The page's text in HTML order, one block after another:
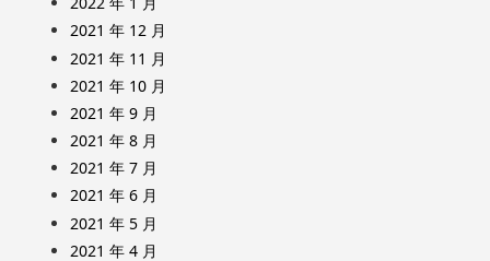
2021 年 12 月
2021 年 11 月
2021 年 10 月
2021 年 9 月
2021 年 8 月
2021 年 7 月
2021 年 6 月
2021 年 5 月
2021 年 4 月